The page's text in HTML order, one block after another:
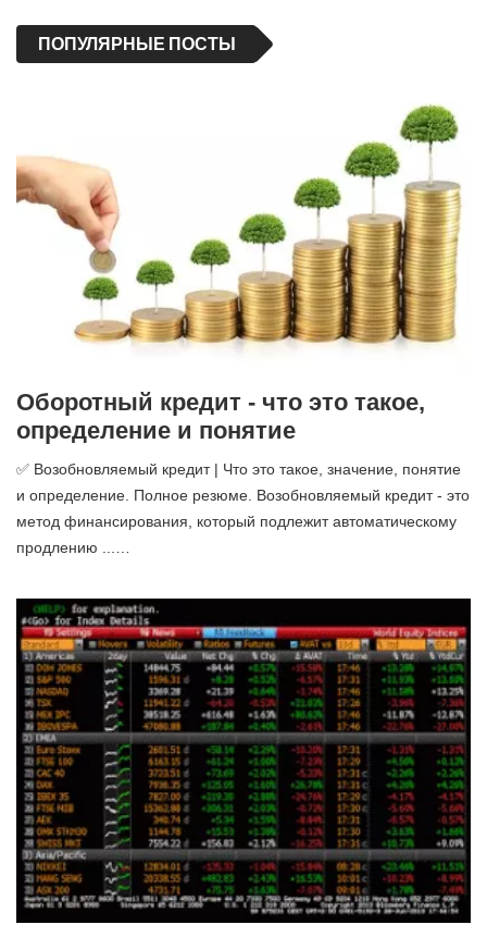
ПОПУЛЯРНЫЕ ПОСТЫ
Оборотный кредит - что это такое,
определение и понятие
✅ Возобновляемый кредит | Что это такое, значение, понятие
и определение. Полное резюме. Возобновляемый кредит - это
метод финансирования, который подлежит автоматическому
продлению ...…